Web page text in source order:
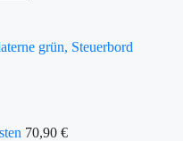
grün, Steuerbord
70,90 €